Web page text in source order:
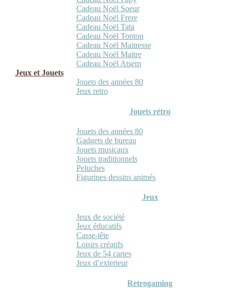
Cadeau Noël Soeur
Cadeau Noël Frere
Cadeau Noël Tata
Cadeau Noël Tonton
Cadeau Noël Maitresse
Cadeau Noël Maitre
Cadeau Noël Atsem
Jeux et Jouets
Jouets des années 80
Jeux retro
Jouets rétro
Jouets des années 80
Gadgets de bureau
Jouets musicaux
Jouets traditionnels
Peluches
Figurines dessins animés
Jeux
Jeux de société
Jeux éducatifs
Casse-tête
Loisirs créatifs
Jeux de 54 cartes
Jeux d’exterieur
Retrogaming